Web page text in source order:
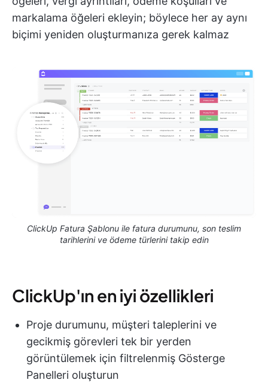
markalama öğeleri ekleyin; böylece her ay aynı
biçimi yeniden oluşturmanıza gerek kalmaz
ClickUp Fatura Şablonu ile fatura durumunu, son teslim
tarihlerini ve ödeme türlerini takip edin
ClickUp'ın en iyi özellikleri
Proje durumunu, müşteri taleplerini ve
gecikmiş görevleri tek bir yerden
görüntülemek için filtrelenmiş Gösterge
Panelleri oluşturun